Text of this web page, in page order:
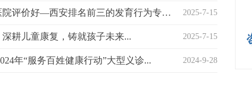
西安哪家医院儿童医院评价好—西安排名前三的发育行为专科医院？... 2025-7-15
耕儿童康复，铸就孩子未来... 2025-7-15
年“服务百姓健康行动”大型义诊... 2024-9-28